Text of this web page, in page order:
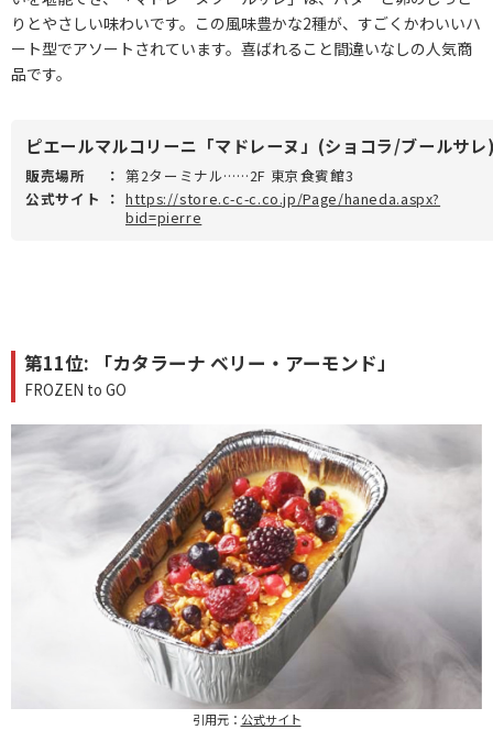
りとやさしい味わいです。この風味豊かな2種が、すごくかわいいハ
ート型でアソートされています。喜ばれること間違いなしの人気商
品です。
ピエールマルコリーニ「マドレーヌ」(ショコラ/ブールサ
販売場所 ： 第2ターミナル……2F 東京食賓館3
公式サイト
： https://store.c-c-c.co.jp/Page/haneda.aspx?
bid=pierre
第11位: 「カタラーナ ベリー・アーモンド」
FROZEN to GO
引用元： 公式サイト